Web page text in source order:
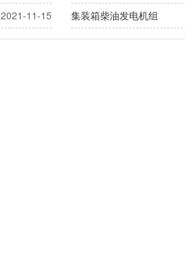
2021-11-15
集装箱柴油发电机组